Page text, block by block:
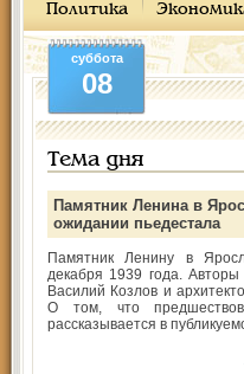
Политика
суббота
08
Тема дня
Памятник Ленина в
ожидании пьедестала
Памятник Ленину в
декабря 1939 года. Авторы
Василий Козлов и
О том, что
рассказывается в